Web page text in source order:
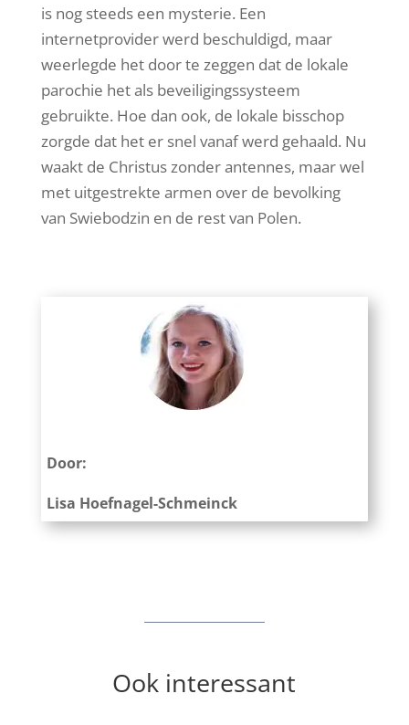
is nog steeds een mysterie. Een
internetprovider werd beschuldigd, maar
weerlegde het door te zeggen dat de lokale
parochie het als beveiligingssysteem
gebruikte. Hoe dan ook, de lokale bisschop
zorgde dat het er snel vanaf werd gehaald. Nu
waakt de Christus zonder antennes, maar wel
met uitgestrekte armen over de bevolking
van Swiebodzin en de rest van Polen.
Door:
Lisa Hoefnagel-Schmeinck
Ook interessant